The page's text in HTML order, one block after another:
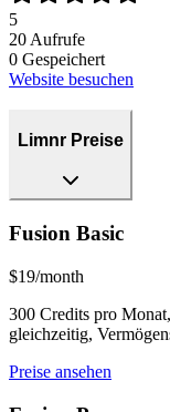
5
20 Aufrufe
0 Gespeichert
Website besuchen
Limnr Preise
Fusion Basic
$19/month
300 Credits pro
gleichzeitig,
Preise ansehen